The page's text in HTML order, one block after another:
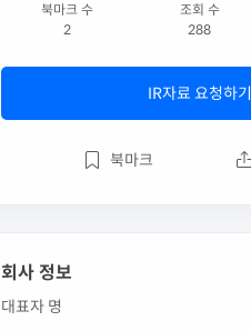
북마크 수
2
조회 수
288
IR자료 요청하기
북마크
회사 정보
대표자 명